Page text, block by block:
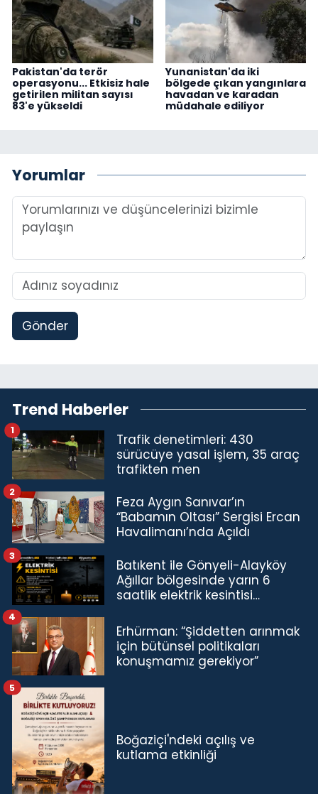
Pakistan'da terör
operasyonu... Etkisiz hale
getirilen militan sayısı
83'e yükseldi
Yunanistan'da iki
bölgede çıkan yangınlara
havadan ve karadan
müdahale ediliyor
Yorumlar
Gönder
Trend Haberler
Trafik denetimleri: 430
sürücüye yasal işlem, 35 araç
trafikten men
1
Feza Aygın Sanıvar’ın
“Babamın Oltası” Sergisi Ercan
Havalimanı’nda Açıldı
2
Batıkent ile Gönyeli-Alayköy
Ağıllar bölgesinde yarın 6
saatlik elektrik kesintisi…
3
Erhürman: “Şiddetten arınmak
için bütünsel politikaları
konuşmamız gerekiyor”
4
Boğaziçi'ndeki açılış ve
kutlama etkinliği
5